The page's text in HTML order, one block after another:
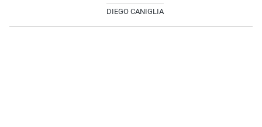
DIEGO CANIGLIA